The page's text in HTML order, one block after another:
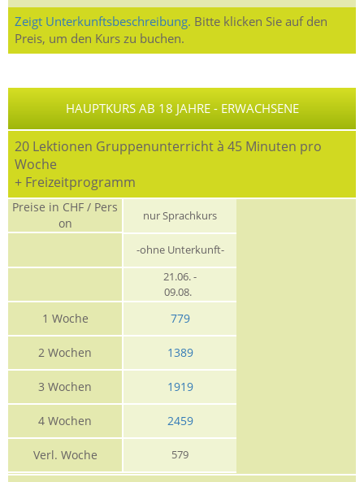
Zeigt Unterkunftsbeschreibung. Bitte klicken Sie auf den
Preis, um den Kurs zu buchen.
HAUPTKURS AB 18 JAHRE - ERWACHSENE
20 Lektionen Gruppenunterricht à 45 Minuten pro
Woche
+ Freizeitprogramm
Preise in CHF / Pers
on
nur Sprachkurs
-ohne Unterkunft-
21.06. -
09.08.
1 Woche 779
2 Wochen 1389
3 Wochen 1919
4 Wochen 2459
Verl. Woche 579